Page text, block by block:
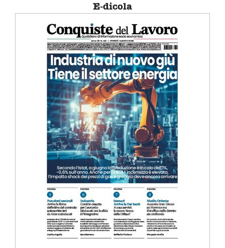
E-dicola